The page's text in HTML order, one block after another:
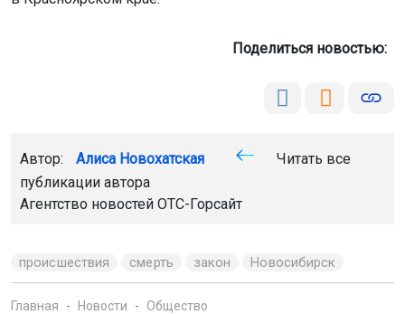
Поделиться новостью:
Автор: Алиса Новохатская
Читать все
публикации автора
Агентство новостей ОТС-Горсайт
происшествия смерть закон Новосибирск
Главная Новости Общество